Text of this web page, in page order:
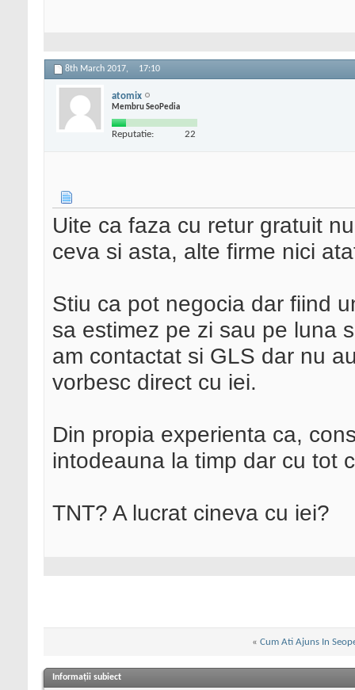
8th March 2017, 17:10
atomix
Membru SeoPedia
Reputatie: 22
Uite ca faza cu retur gratuit
ceva si asta, alte firme nici
Stiu ca pot negocia dar fiind
sa estimez pe zi sau pe luna
am contactat si GLS dar nu
vorbesc direct cu iei.
Din propia experienta ca,
intodeauna la timp dar cu tot
TNT? A lucrat cineva cu iei?
« Cum Ati Ajuns In
Informații subiect